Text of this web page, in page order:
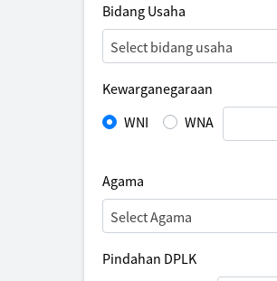
Bidang Usaha
Select bidang usaha
Kewarganegaraan
WNI
WNA
Agama
Select Agama
Pindahan DPLK